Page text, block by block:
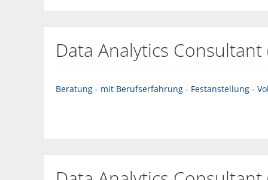
Data Analytics
Beratung - mit Berufserfahrung - Festanstellung -